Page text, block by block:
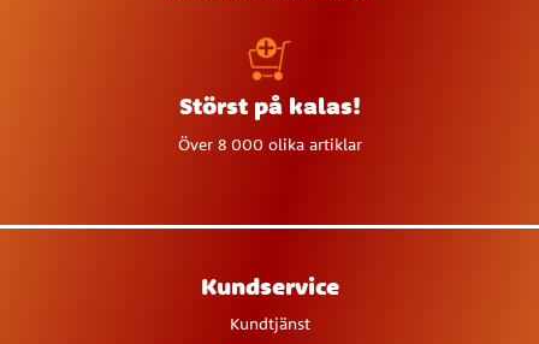
Störst på kalas!
Över 8 000 olika artiklar
Kundservice
Kundtjänst